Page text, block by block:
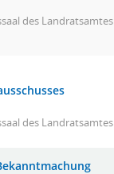
des Landratsamtes
des Landratsamtes